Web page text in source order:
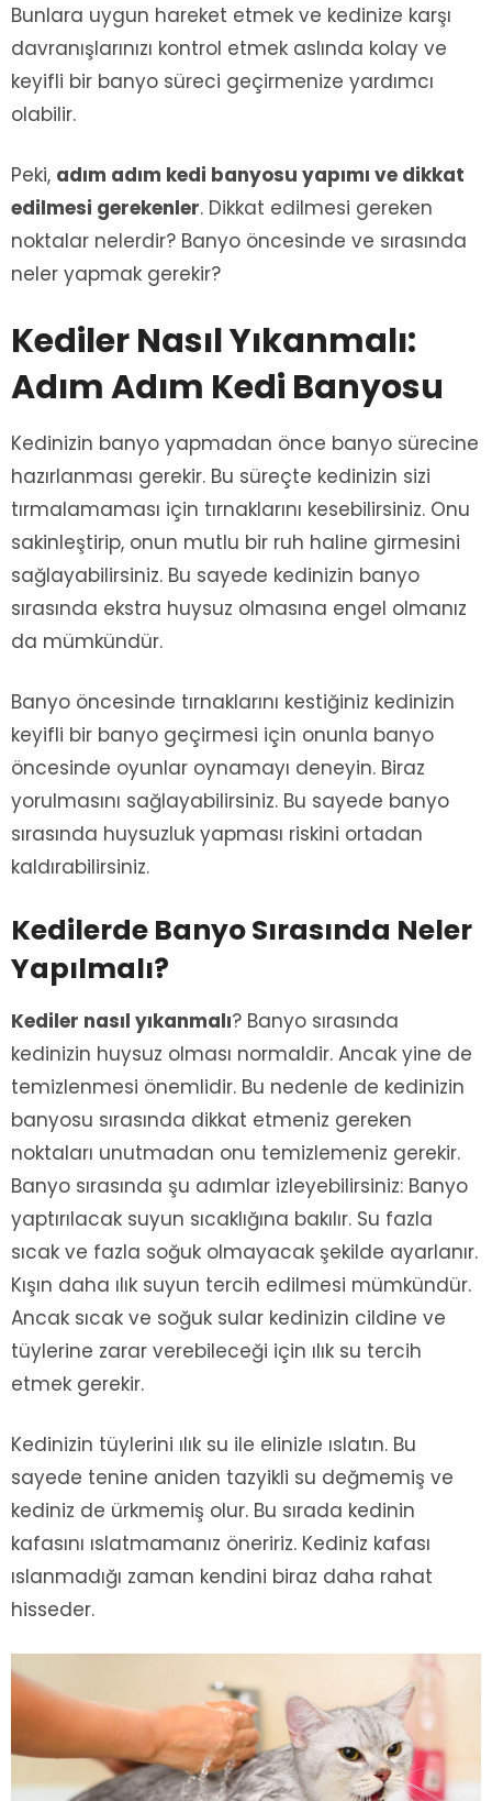
Bunlara uygun hareket etmek ve kedinize karşı
davranışlarınızı kontrol etmek aslında kolay ve
keyifli bir banyo süreci geçirmenize yardımcı
olabilir.
Peki, adım adım kedi banyosu yapımı ve dikkat
edilmesi gerekenler. Dikkat edilmesi gereken
noktalar nelerdir? Banyo öncesinde ve sırasında
neler yapmak gerekir?
Kediler Nasıl Yıkanmalı:
Adım Adım Kedi Banyosu
Kedinizin banyo yapmadan önce banyo sürecine
hazırlanması gerekir. Bu süreçte kedinizin sizi
tırmalamaması için tırnaklarını kesebilirsiniz. Onu
sakinleştirip, onun mutlu bir ruh haline girmesini
sağlayabilirsiniz. Bu sayede kedinizin banyo
sırasında ekstra huysuz olmasına engel olmanız
da mümkündür.
Banyo öncesinde tırnaklarını kestiğiniz kedinizin
keyifli bir banyo geçirmesi için onunla banyo
öncesinde oyunlar oynamayı deneyin. Biraz
yorulmasını sağlayabilirsiniz. Bu sayede banyo
sırasında huysuzluk yapması riskini ortadan
kaldırabilirsiniz.
Kedilerde Banyo Sırasında Neler
Yapılmalı?
Kediler nasıl yıkanmalı? Banyo sırasında
kedinizin huysuz olması normaldir. Ancak yine de
temizlenmesi önemlidir. Bu nedenle de kedinizin
banyosu sırasında dikkat etmeniz gereken
noktaları unutmadan onu temizlemeniz gerekir.
Banyo sırasında şu adımlar izleyebilirsiniz: Banyo
yaptırılacak suyun sıcaklığına bakılır. Su fazla
sıcak ve fazla soğuk olmayacak şekilde ayarlanır.
Kışın daha ılık suyun tercih edilmesi mümkündür.
Ancak sıcak ve soğuk sular kedinizin cildine ve
tüylerine zarar verebileceği için ılık su tercih
etmek gerekir.
Kedinizin tüylerini ılık su ile elinizle ıslatın. Bu
sayede tenine aniden tazyikli su değmemiş ve
kediniz de ürkmemiş olur. Bu sırada kedinin
kafasını ıslatmamanız öneririz. Kediniz kafası
ıslanmadığı zaman kendini biraz daha rahat
hisseder.